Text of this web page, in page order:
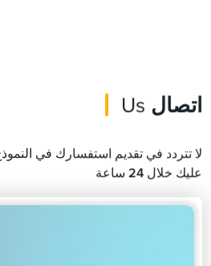
اتصال
لا تتردد في تقديم استفسارك في
عليك خلال 24 ساعة